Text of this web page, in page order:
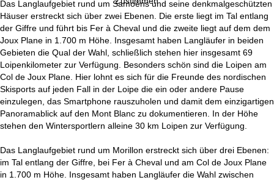
e
e
Das Langlaufgebiet rund um Samoëns und seine denkmalgeschützten
Häuser erstreckt sich über zwei Ebenen. Die erste liegt im Tal entlang
der Giffre und führt bis Fer à Cheval und die zweite liegt auf dem dem
Joux Plane in 1.700 m Höhe. Insgesamt haben Langläufer in beiden
Gebieten die Qual der Wahl, schließlich stehen hier insgesamt 69
Loipenkilometer zur Verfügung. Besonders schön sind die Loipen am
Col de Joux Plane. Hier lohnt es sich für die Freunde des nordischen
Skisports auf jeden Fall in der Loipe die ein oder andere Pause
einzulegen, das Smartphone rauszuholen und damit dem einzigartigen
Panoramablick auf den Mont Blanc zu dokumentieren. In der Höhe
stehen den Wintersportlern alleine 30 km Loipen zur Verfügung.
Das Langlaufgebiet rund um Morillon erstreckt sich über drei Ebenen:
im Tal entlang der Giffre, bei Fer à Cheval und am Col de Joux Plane
in 1.700 m Höhe. Insgesamt haben Langläufer die Wahl zwischen